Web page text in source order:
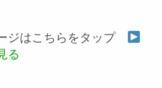
ジはこちらをタップ
る